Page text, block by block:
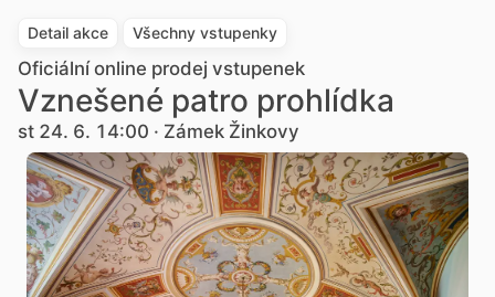
Detail akce Všechny vstupenky
Oficiální online prodej vstupenek
Vznešené patro prohlídka
st 24. 6. 14:00 · Zámek Žinkovy